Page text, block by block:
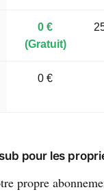
0 €
(Gratuit)
0 €
pour les
propre